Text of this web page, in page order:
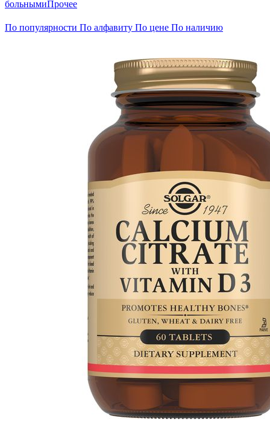
больнымиПрочее
По популярности По алфавиту По цене По наличию